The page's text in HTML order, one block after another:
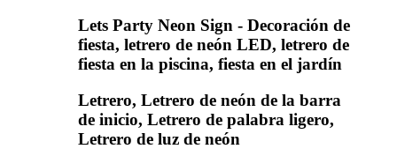
Lets Party Neon Sign - Decoración de
fiesta, letrero de neón LED, letrero de
fiesta en la piscina, fiesta en el jardín
Letrero, Letrero de neón de la barra
de inicio, Letrero de palabra ligero,
Letrero de luz de neón